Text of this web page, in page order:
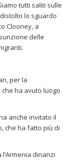
tutti saliti sulle
lo sguardo
Clooney, a
delle
per la
ha avuto luogo
anche invitato il
che ha fatto più di
dinanzi